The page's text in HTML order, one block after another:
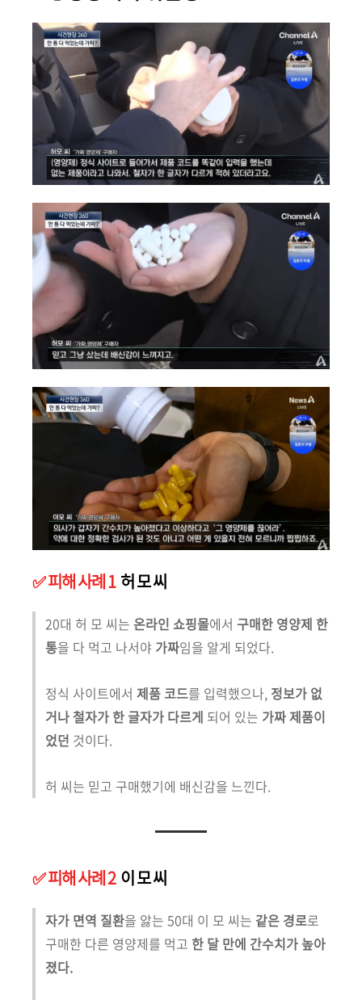
✅️ 피해 사례 1 허 모 씨
20대 허 모 씨는 온라인 쇼핑몰에서 구매한 영양제 한
통을 다 먹고 나서야 가짜임을 알게 되었다.
정식 사이트에서 제품 코드를 입력했으나, 정보가 없
거나 철자가 한 글자가 다르게 되어 있는 가짜 제품이
었던 것이다.
허 씨는 믿고 구매했기에 배신감을 느낀다.
✅️ 피해 사례 2 이 모 씨
자가 면역 질환을 앓는 50대 이 모 씨는 같은 경로로
구매한 다른 영양제를 먹고 한 달 만에 간수치가 높아
졌다.